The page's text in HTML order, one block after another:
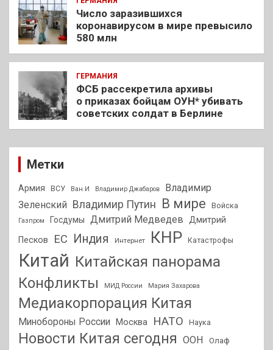
Число заразившихся
коронавирусом в мире превысило
580 млн
ГЕРМАНИЯ
ФСБ рассекретила архивы
о приказах бойцам ОУН* убивать
советских солдат в Берлине
Метки
Армия ВСУ Ван И Владимир Джабаров
Владимир
Зеленский
Владимир Путин В мире Войска
Газпром Госдумы Дмитрий Медведев Дмитрий
Песков
ЕС Индия Интернет КНР Катастрофы
Китай Китайская панорама
Конфликты
МИД России Мария Захарова
Медиакорпорация Китая
Минобороны России Москва НАТО Наука
Новости Китая сегодня ООН
Олаф